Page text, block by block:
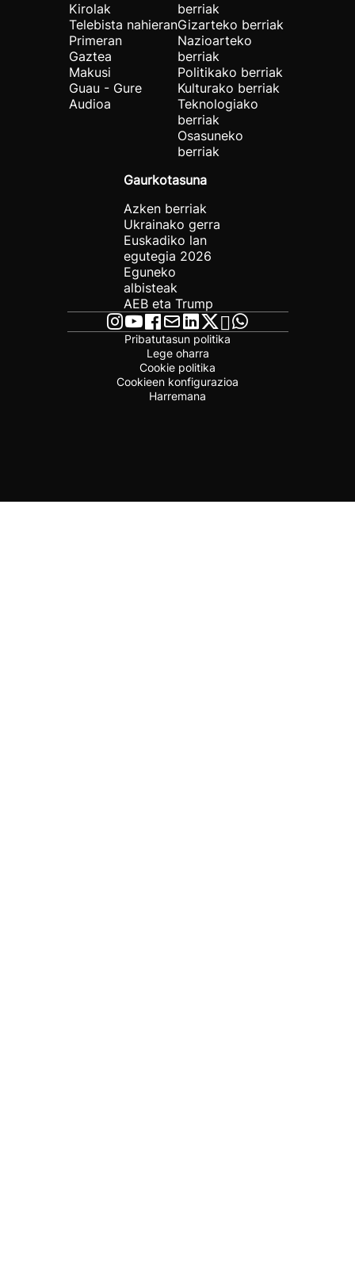
Kirolak
Telebista nahieran
Primeran
Gaztea
Makusi
Guau - Gure
Audioa
berriak
Gizarteko berriak
Nazioarteko
berriak
Politikako berriak
Kulturako berriak
Teknologiako
berriak
Osasuneko
berriak
Gaurkotasuna
Azken berriak
Ukrainako gerra
Euskadiko lan
egutegia 2026
Eguneko
albisteak
AEB eta Trump
Pribatutasun politika
Lege oharra
Cookie politika
Cookieen konfigurazioa
Harremana